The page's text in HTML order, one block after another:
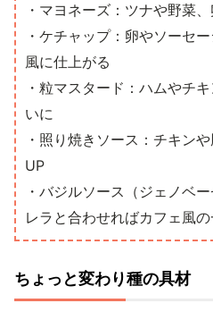
・マヨネーズ：ツナや野菜
・ケチャップ：卵やソーセ
風に仕上がる
・粒マスタード：ハムやチ
いに
・照り焼きソース：チキン
UP
・バジルソース（ジェノベ
レラと合わせればカフェ風
ちょっと変わり種の具材